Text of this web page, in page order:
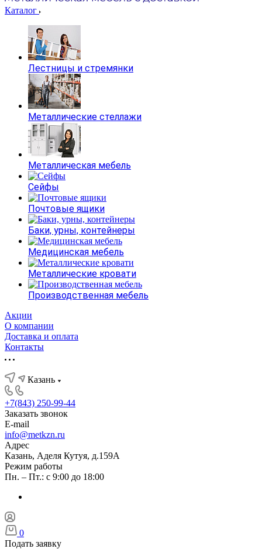
Каталог
Лестницы и стремянки
Металлические стеллажи
Металлическая мебель
Сейфы
Почтовые ящики
Баки, урны, контейнеры
Медицинская мебель
Металлические кровати
Производственная мебель
Акции
О компании
Доставка и оплата
Контакты
Казань
+7(843) 250-99-44
Заказать звонок
E-mail
info@metkzn.ru
Адрес
Казань, Аделя Кутуя, д.159А
Режим работы
Пн. – Пт.: с 9:00 до 18:00
0
Подать заявку